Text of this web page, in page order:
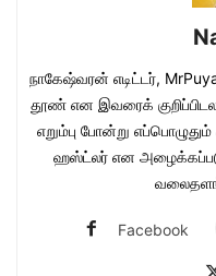
நாகேஷ்வரன் எடிட்டர்,
தூண் என இவரைக்
எறும்பு போன்று
ஹஸ்ட்லர் என
Facebook